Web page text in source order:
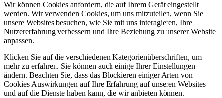
Wir können Cookies anfordern, die auf Ihrem Gerät eingestellt
werden. Wir verwenden Cookies, um uns mitzuteilen, wenn Sie
unsere Websites besuchen, wie Sie mit uns interagieren, Ihre
Nutzererfahrung verbessern und Ihre Beziehung zu unserer Website
anpassen.
Klicken Sie auf die verschiedenen Kategorienüberschriften, um
mehr zu erfahren. Sie können auch einige Ihrer Einstellungen
ändern. Beachten Sie, dass das Blockieren einiger Arten von
Cookies Auswirkungen auf Ihre Erfahrung auf unseren Websites
und auf die Dienste haben kann, die wir anbieten können.